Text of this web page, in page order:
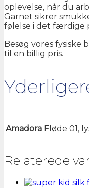
oplevelse, når du
Garnet sikrer
følelse i det færdige
Besøg vores
til en billig pris.
Amadora Fløde 01,
Relaterede